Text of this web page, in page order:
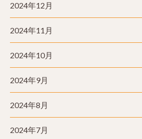
2024年12月
2024年11月
2024年10月
2024年9月
2024年8月
2024年7月